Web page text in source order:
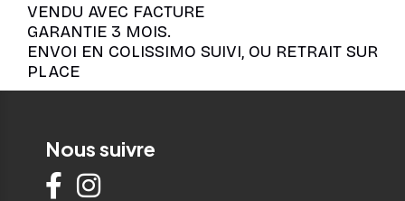
VENDU AVEC FACTURE
GARANTIE 3 MOIS.
ENVOI EN COLISSIMO SUIVI, OU RETRAIT SUR
PLACE
Nous suivre
 